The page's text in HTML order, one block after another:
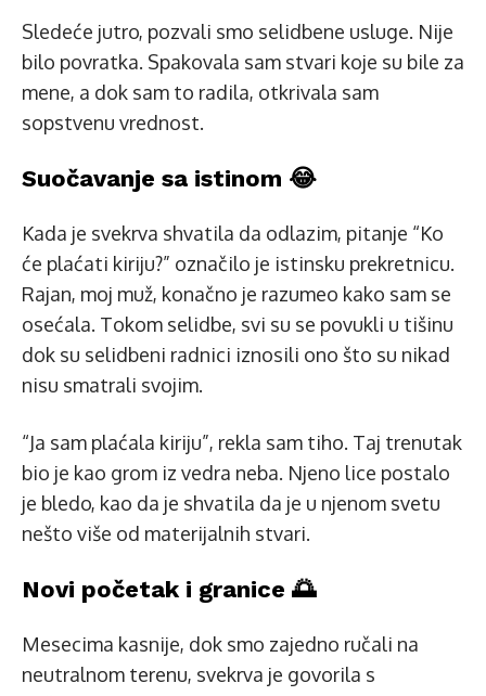
Sledeće jutro, pozvali smo selidbene usluge. Nije
bilo povratka. Spakovala sam stvari koje su bile za
mene, a dok sam to radila, otkrivala sam
sopstvenu vrednost.
Suočavanje sa istinom 😂
Kada je svekrva shvatila da odlazim, pitanje “Ko
će plaćati kiriju?” označilo je istinsku prekretnicu.
Rajan, moj muž, konačno je razumeo kako sam se
osećala. Tokom selidbe, svi su se povukli u tišinu
dok su selidbeni radnici iznosili ono što su nikad
nisu smatrali svojim.
“Ja sam plaćala kiriju”, rekla sam tiho. Taj trenutak
bio je kao grom iz vedra neba. Njeno lice postalo
je bledo, kao da je shvatila da je u njenom svetu
nešto više od materijalnih stvari.
Novi početak i granice 🌅
Mesecima kasnije, dok smo zajedno ručali na
neutralnom terenu, svekrva je govorila s